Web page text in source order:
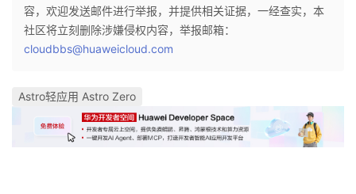
容，欢迎发送邮件进行举报，并提供相关证据，一经查实，本
社区将立刻删除涉嫌侵权内容，举报邮箱：
cloudbbs@huaweicloud.com
Astro轻应用 Astro Zero